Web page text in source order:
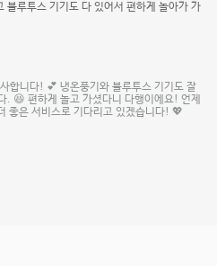
블루투스 기기도 다 있어서 편하게 놀아가 가
합니다! 💕 냉온풍기와 블루투스 기기도 잘
. 😆 편하게 놀고 가셨다니 다행이에요! 언제
좋은 서비스로 기다리고 있겠습니다! 💖